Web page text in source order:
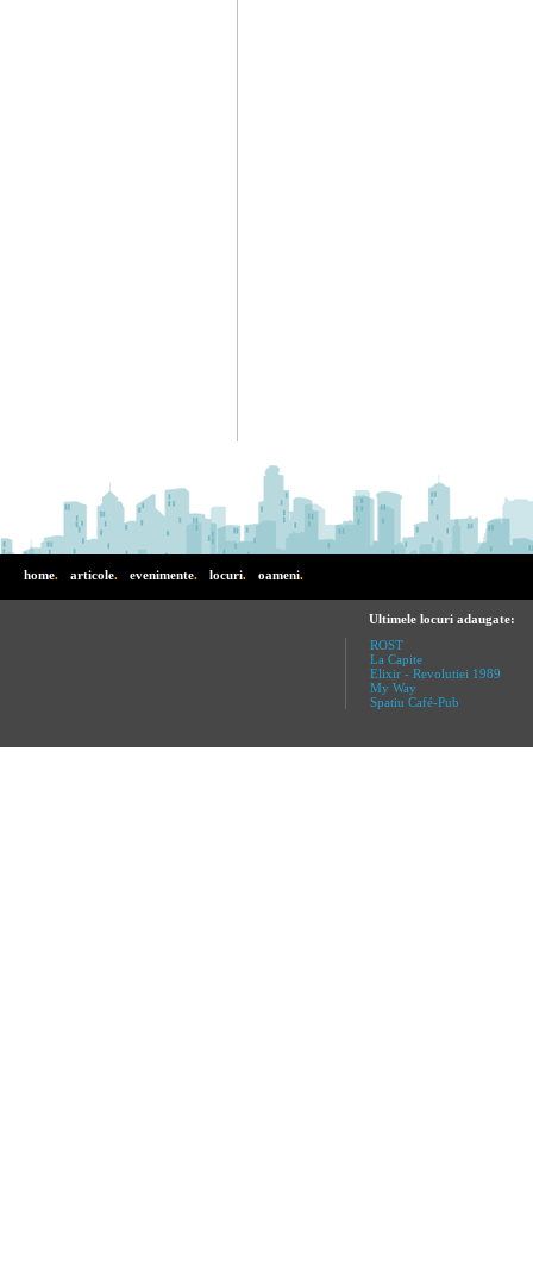
home. articole. evenimente. locuri. oameni.
Ultimele locuri adaugate:
ROST
La Capite
Elixir - Revolutiei 1989
My Way
Spatiu Café-Pub